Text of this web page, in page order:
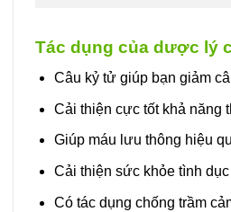
Tác dụng của dược lý
Câu kỷ tử giúp bạn giảm
Cải thiện cực tốt khả năng
Giúp máu lưu thông hiệu
Cải thiện sức khỏe tình
Có tác dụng chống trầm